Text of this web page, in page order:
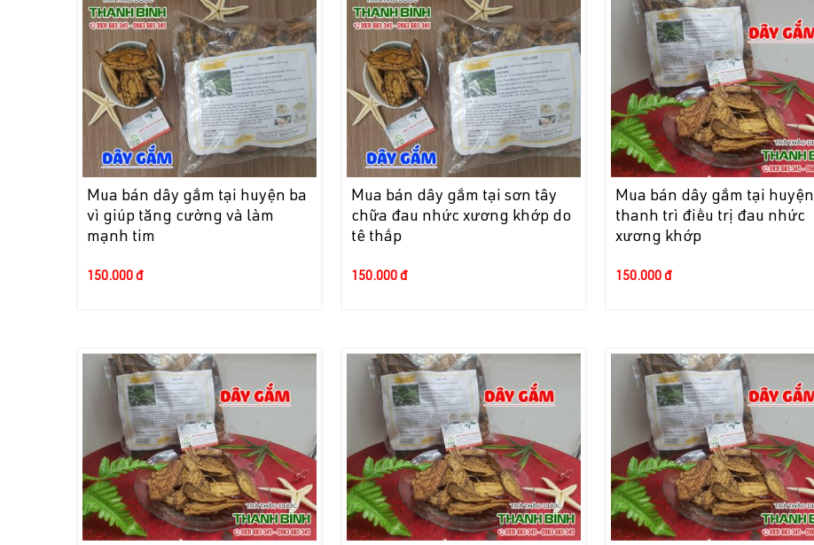
Mua bán dây gắm tại huyện ba
vì giúp tăng cường và làm
mạnh tim
150.000 đ
Mua bán dây gắm tại sơn tây
chữa đau nhức xương khớp do
tê thấp
150.000 đ
Mua bán dây gắm tại huyện
thanh trì điều trị đau nhức
xương khớp
150.000 đ